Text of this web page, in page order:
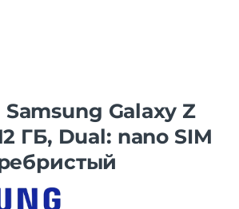
Galaxy Z
ГБ, Dual: nano SIM